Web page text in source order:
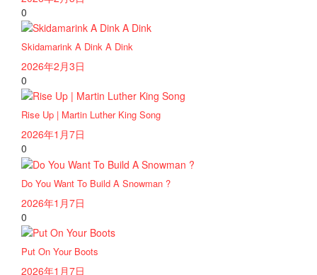
0
Skidamarink A Dink A Dink
2026年2月3日
0
Rise Up | Martin Luther King Song
2026年1月7日
0
Do You Want To Build A Snowman ?
2026年1月7日
0
Put On Your Boots
2026年1月7日